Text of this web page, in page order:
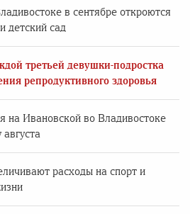
в сентябре откроются
детский сад
третьей девушки-подростка
репродуктивного здоровья
на Ивановской во Владивостоке
расходы на спорт и